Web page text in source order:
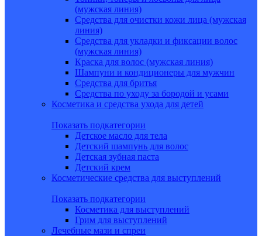
(мужская линия)
Средства для очистки кожи лица (мужская
линия)
Средства для укладки и фиксации волос
(мужская линия)
Краска для волос (мужская линия)
Шампуни и кондиционеры для мужчин
Средства для бритья
Средства по уходу за бородой и усами
Косметика и средства ухода для детей
Показать подкатегории
Детское масло для тела
Детский шампунь для волос
Детская зубная паста
Детский крем
Косметические средства для выступлений
Показать подкатегории
Косметика для выступлений
Грим для выступлений
Лечебные мази и спреи